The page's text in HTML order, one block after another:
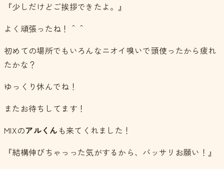
『少しだけどご挨拶できたよ。』
よく頑張ったね！＾＾
初めての場所でもいろんなニオイ嗅いで頭使ったから疲れ
たかな？
ゆっくり休んでね！
またお待ちしてます！
MIXのアルくんも来てくれました！
『結構伸びちゃっった気がするから、バッサリお願い！』